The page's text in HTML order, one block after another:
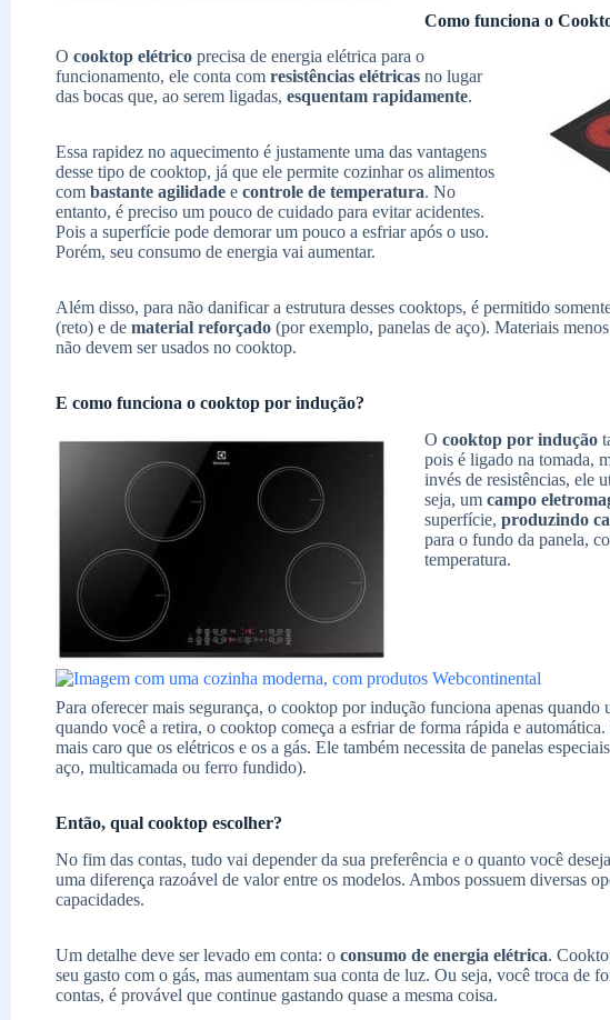
Como funciona o
O cooktop elétrico precisa de energia elétrica para o
funcionamento, ele conta com resistências elétricas no lugar
das bocas que, ao serem ligadas, esquentam rapidamente.
Essa rapidez no aquecimento é justamente uma das vantagens
desse tipo de cooktop, já que ele permite cozinhar os alimentos
com bastante agilidade e controle de temperatura. No
entanto, é preciso um pouco de cuidado para evitar acidentes.
Pois a superfície pode demorar um pouco a esfriar após o uso.
Porém, seu consumo de energia vai aumentar.
Além disso, para não danificar a estrutura desses cooktops, é permitido
(reto) e de material reforçado (por exemplo, panelas de aço). Materiais
não devem ser usados no cooktop.
E como funciona o cooktop por indução?
O cooktop por indução
pois é ligado na tomada,
invés de resistências, ele
seja, um campo
superfície, produzindo
para o fundo da panela,
temperatura.
Para oferecer mais segurança, o cooktop por indução funciona apenas quando
quando você a retira, o cooktop começa a esfriar de forma rápida e
mais caro que os elétricos e os a gás. Ele também necessita de panelas
aço, multicamada ou ferro fundido).
Então, qual cooktop escolher?
No fim das contas, tudo vai depender da sua preferência e o quanto você
uma diferença razoável de valor entre os modelos. Ambos possuem diversas
capacidades.
Um detalhe deve ser levado em conta: o consumo de energia elétrica.
seu gasto com o gás, mas aumentam sua conta de luz. Ou seja, você troca de
contas, é provável que continue gastando quase a mesma coisa.